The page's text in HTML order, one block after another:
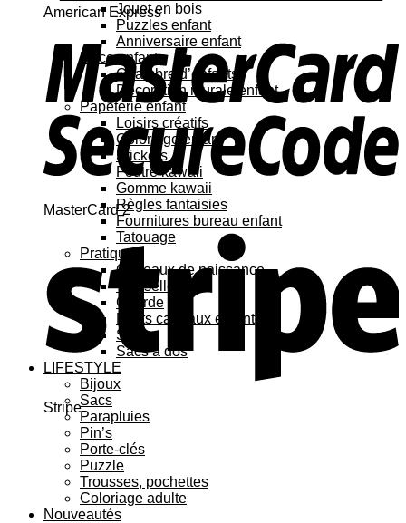
American Express
MasterCard 2
Stripe
Jouet en bois
Puzzles enfant
Anniversaire enfant
Déco enfant
Chambre d’enfants
Décoration murale enfant
Papeterie enfant
Loisirs créatifs
Coloriage enfant
Stickers
Feutre kawaii
Gomme kawaii
Règles fantaisies
Fournitures bureau enfant
Tatouage
Pratique
Cadeaux de naissance
Vaisselle
Gourde
Petits cadeaux enfant
Sacs
Sacs à dos
LIFESTYLE
Bijoux
Sacs
Parapluies
Pin’s
Porte-clés
Puzzle
Trousses, pochettes
Coloriage adulte
Nouveautés